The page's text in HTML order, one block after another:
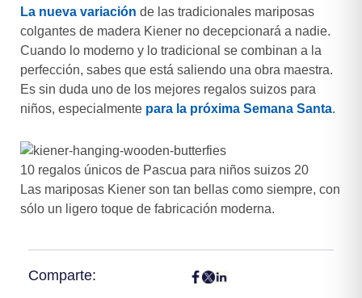
La nueva variación de las tradicionales mariposas
colgantes de madera Kiener no decepcionará a nadie.
Cuando lo moderno y lo tradicional se combinan a la
perfección, sabes que está saliendo una obra maestra.
Es sin duda uno de los mejores regalos suizos para
niños, especialmente para la próxima Semana Santa.
10 regalos únicos de Pascua para niños suizos 20
Las mariposas Kiener son tan bellas como siempre, con
sólo un ligero toque de fabricación moderna.
Comparte: